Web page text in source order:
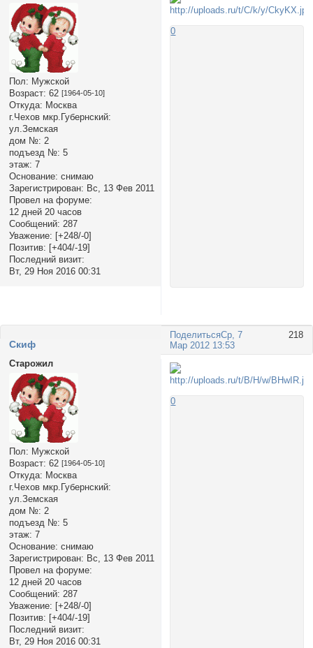
Пол: Мужской
Возраст: 62 [1964-05-10]
Откуда: Москва
г.Чехов мкр.Губернский:
ул.Земская
дом №: 2
подъезд №: 5
этаж: 7
Основание: снимаю
Зарегистрирован: Вс, 13 Фев 2011
Провел на форуме:
12 дней 20 часов
Сообщений: 287
Уважение: [+248/-0]
Позитив: [+404/-19]
Последний визит:
Вт, 29 Ноя 2016 00:31
0
Поделиться 218
Ср, 7
Мар 2012 13:53
Cкиф
Старожил
Пол: Мужской
Возраст: 62 [1964-05-10]
Откуда: Москва
г.Чехов мкр.Губернский:
ул.Земская
дом №: 2
подъезд №: 5
этаж: 7
Основание: снимаю
Зарегистрирован: Вс, 13 Фев 2011
Провел на форуме:
12 дней 20 часов
Сообщений: 287
Уважение: [+248/-0]
Позитив: [+404/-19]
Последний визит:
Вт, 29 Ноя 2016 00:31
0